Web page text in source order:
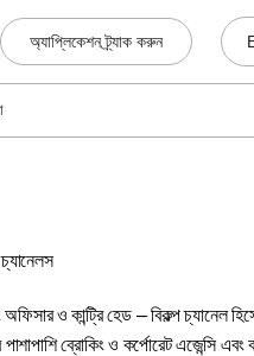
অ্যাপ্লিকেশন ট্র্যাক করুন
ও কান্ট্রি হেড – বিকল্প চ্যানেল
পাশাপাশি ব্রোকিং ও কর্পোরেট এজেন্সি